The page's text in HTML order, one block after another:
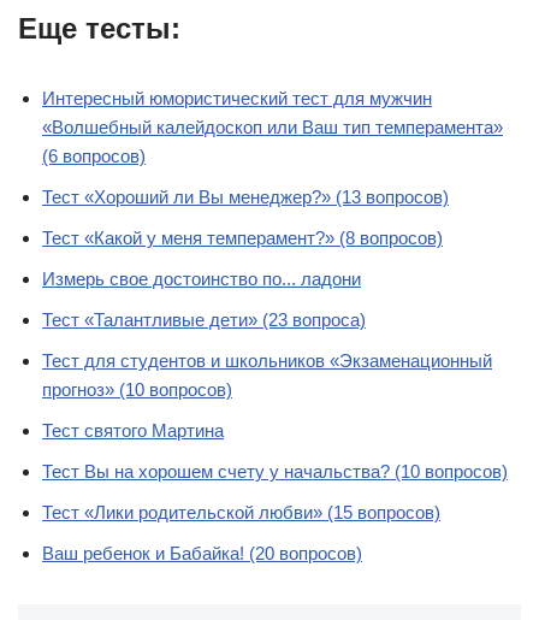
Еще тесты:
Интересный юмористический тест для мужчин
«Волшебный калейдоскоп или Ваш тип темперамента»
(6 вопросов)
Тест «Хороший ли Вы менеджер?» (13 вопросов)
Тест «Какой у меня темперамент?» (8 вопросов)
Измерь свое достоинство по... ладони
Тест «Талантливые дети» (23 вопроса)
Тест для студентов и школьников «Экзаменационный
прогноз» (10 вопросов)
Тест святого Мартина
Тест Вы на хорошем счету у начальства? (10 вопросов)
Тест «Лики родительской любви» (15 вопросов)
Ваш ребенок и Бабайка! (20 вопросов)